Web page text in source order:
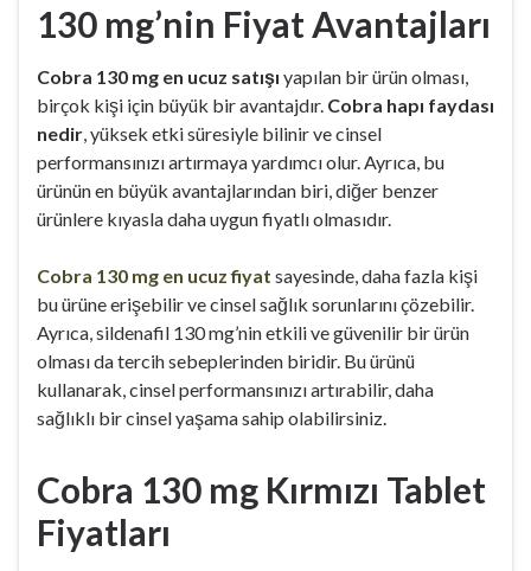
130 mg’nin Fiyat Avantajları
Cobra 130 mg en ucuz satışı yapılan bir ürün olması,
birçok kişi için büyük bir avantajdır. Cobra hapı faydası
nedir , yüksek etki süresiyle bilinir ve cinsel
performansınızı artırmaya yardımcı olur. Ayrıca, bu
ürünün en büyük avantajlarından biri, diğer benzer
ürünlere kıyasla daha uygun fiyatlı olmasıdır.
Cobra 130 mg en ucuz fiyat sayesinde, daha fazla kişi
bu ürüne erişebilir ve cinsel sağlık sorunlarını çözebilir.
Ayrıca, sildenafil 130 mg’nin etkili ve güvenilir bir ürün
olması da tercih sebeplerinden biridir. Bu ürünü
kullanarak, cinsel performansınızı artırabilir, daha
sağlıklı bir cinsel yaşama sahip olabilirsiniz.
Cobra 130 mg Kırmızı Tablet
Fiyatları